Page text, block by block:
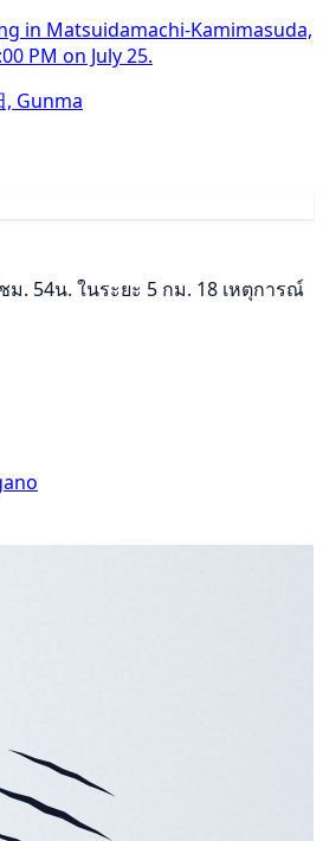
in Matsuidamachi-Kamimasuda,
PM on July 25.
, Gunma
ม. 54น. ในระยะ 5 กม. 18 เหตุการณ์